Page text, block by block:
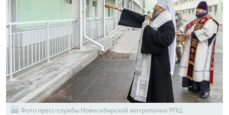
Фото пресс-службы Новосибирской митрополии РПЦ.